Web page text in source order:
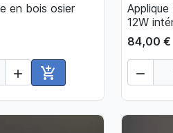
rapide
en bois osier
 
Ajouter au panier
12W
84,00 €
